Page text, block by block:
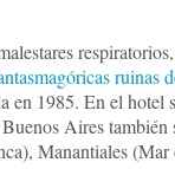
ruinas
en 1985. En el hotel
Aires también
Manantiales